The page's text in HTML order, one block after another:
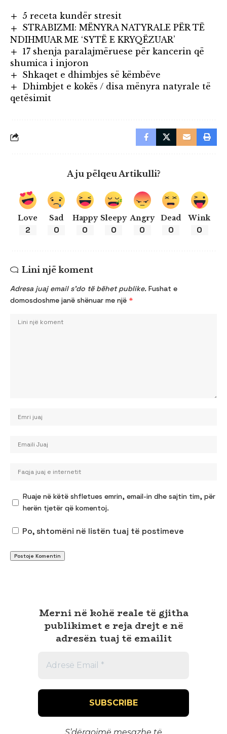
5 receta kundër stresit
STRABIZMI: MËNYRA NATYRALE PËR TË
NDIHMUAR ME ‘SYTË E KRYQËZUAR’
17 shenja paralajmëruese për kancerin që
shumica i injoron
Shkaqet e dhimbjes së këmbëve
Dhimbjet e kokës / disa mënyra natyrale të
qetësimit
A ju pëlqeu Artikulli?
Love
2
Sad
0
Happy
0
Sleepy
0
Angry
0
Dead
0
Wink
0
Lini një koment
Adresa juaj email s’do të bëhet publike. Fushat e
domosdoshme janë shënuar me një *
Ruaje në këtë shfletues emrin, email-in dhe sajtin tim, për
herën tjetër që komentoj.
Po, shtomëni në listën tuaj të postimeve
Merni në kohë reale të gjitha
publikimet e reja drejt e në
adresën tuaj të emailit
S’dërgojmë mesazhe të